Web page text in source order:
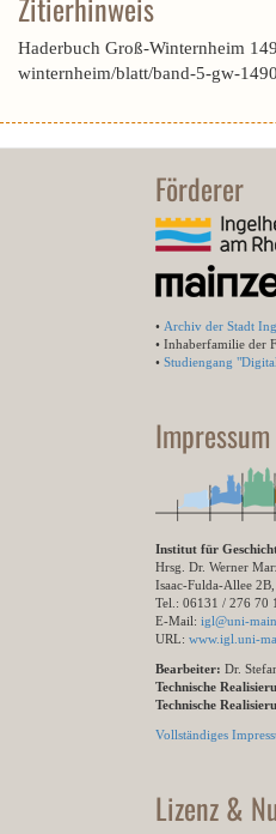
Haderbuch Groß-Winternheim
winternheim/blatt/band-5-gw-
Förderer
• Archiv der Stadt
• Inhaberfamilie der
• Studiengang
Impressum
Institut für
Hrsg. Dr. Werner
Isaac-Fulda-Allee
Tel.: 06131 / 276 70
E-Mail: igl@uni-
URL: www.igl.uni-
Bearbeiter: Dr.
Technische
Technische
Vollständiges
Lizenz &